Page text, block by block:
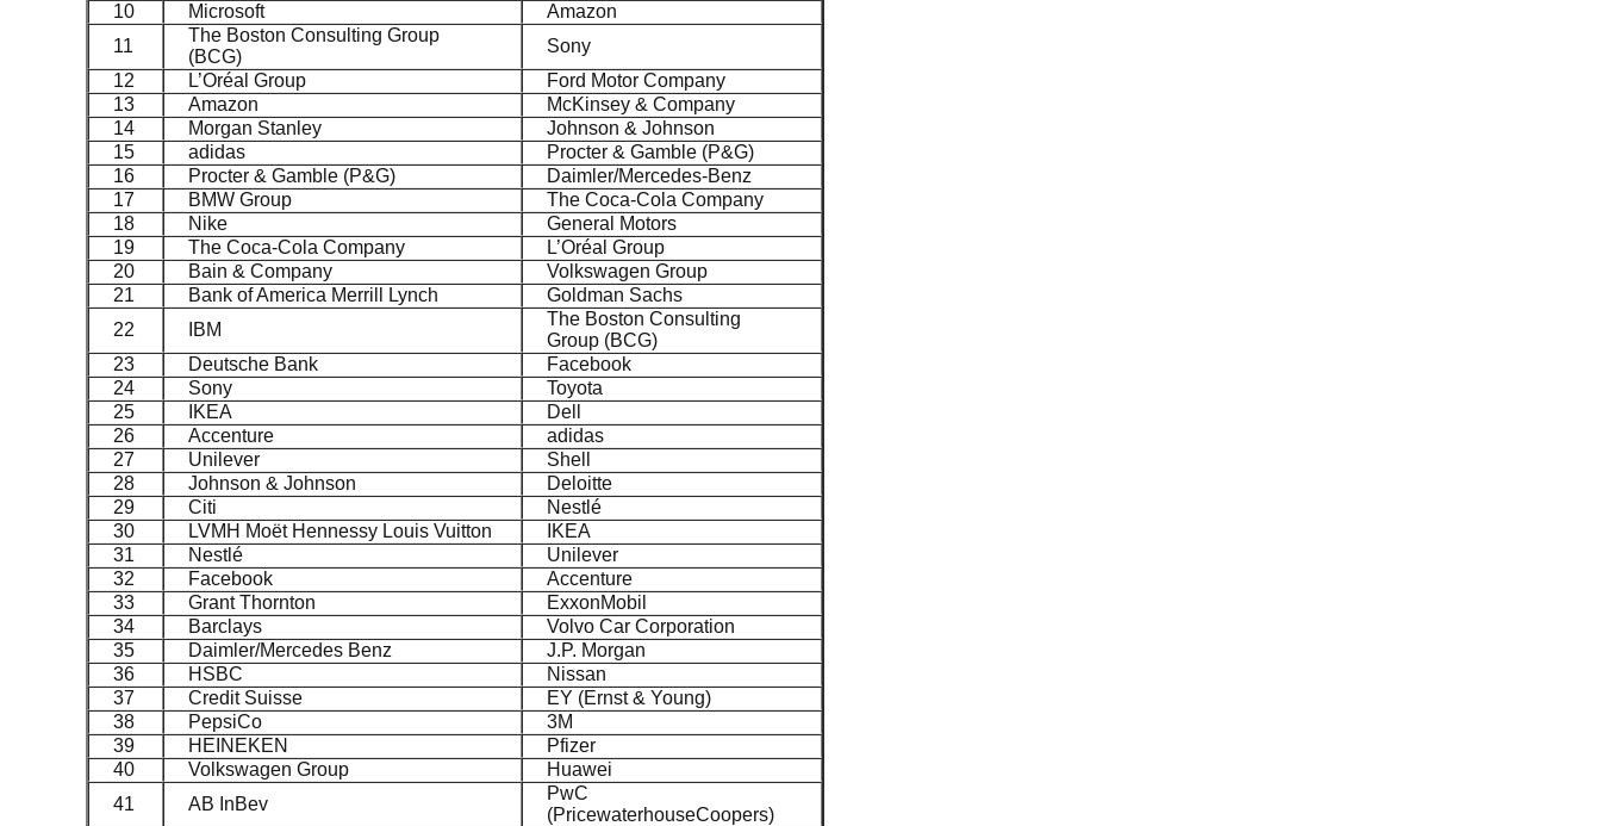
10
Microsoft
Amazon
11
The Boston Consulting Group
(BCG)
Sony
12
L’Oréal Group
Ford Motor Company
13
Amazon
McKinsey & Company
14
Morgan Stanley
Johnson & Johnson
15
adidas
Procter & Gamble (P&G)
16
Procter & Gamble (P&G)
Daimler/Mercedes-Benz
17
BMW Group
The Coca-Cola Company
18
Nike
General Motors
19
The Coca-Cola Company
L’Oréal Group
20
Bain & Company
Volkswagen Group
21
Bank of America Merrill Lynch
Goldman Sachs
22
IBM
The Boston Consulting
Group (BCG)
23
Deutsche Bank
Facebook
24
Sony
Toyota
25
IKEA
Dell
26
Accenture
adidas
27
Unilever
Shell
28
Johnson & Johnson
Deloitte
29
Citi
Nestlé
30
LVMH Moët Hennessy Louis Vuitton
IKEA
31
Nestlé
Unilever
32
Facebook
Accenture
33
Grant Thornton
ExxonMobil
34
Barclays
Volvo Car Corporation
35
Daimler/Mercedes Benz
J.P. Morgan
36
HSBC
Nissan
37
Credit Suisse
EY (Ernst & Young)
38
PepsiCo
3M
39
HEINEKEN
Pfizer
40
Volkswagen Group
Huawei
41
AB InBev
PwC
(PricewaterhouseCoopers)